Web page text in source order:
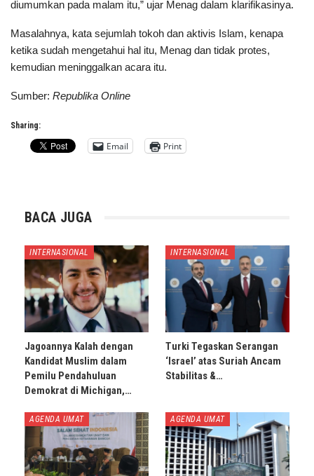
diumumkan pada malam itu,” ujar Menag dalam klarifikasinya.
Masalahnya, kata sejumlah tokoh dan aktivis Islam, kenapa
ketika sudah mengetahui hal itu, Menag dan tidak protes,
kemudian meninggalkan acara itu.
Sumber: Republika Online
Sharing:
Email Print
BACA JUGA
INTERNASIONAL
Jagoannya Kalah dengan
Kandidat Muslim dalam
Pemilu Pendahuluan
Demokrat di Michigan,…
INTERNASIONAL
Turki Tegaskan Serangan
‘Israel’ atas Suriah Ancam
Stabilitas &…
AGENDA UMAT AGENDA UMAT